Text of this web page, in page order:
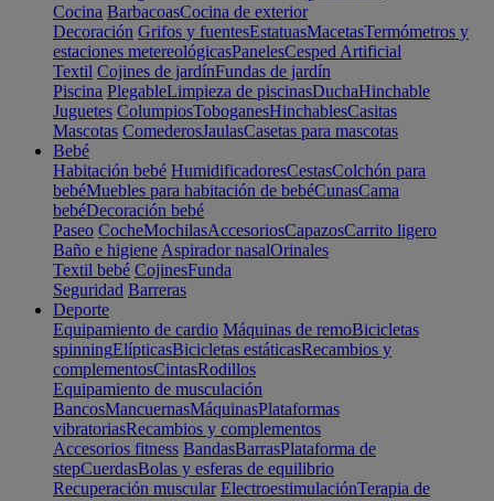
Cocina BarbacoasCocina de exterior
Decoración Grifos y fuentesEstatuasMacetasTermómetros y
estaciones metereológicasPanelesCesped Artificial
Textil Cojines de jardínFundas de jardín
Piscina PlegableLimpieza de piscinasDuchaHinchable
Juguetes ColumpiosToboganesHinchablesCasitas
Mascotas ComederosJaulasCasetas para mascotas
Bebé
Habitación bebé HumidificadoresCestasColchón para
bebéMuebles para habitación de bebéCunasCama
bebéDecoración bebé
Paseo CocheMochilasAccesoriosCapazosCarrito ligero
Baño e higiene Aspirador nasalOrinales
Textil bebé CojinesFunda
Seguridad Barreras
Deporte
Equipamiento de cardio Máquinas de remoBicicletas
spinningElípticasBicicletas estáticasRecambios y
complementosCintasRodillos
Equipamiento de musculación
BancosMancuernasMáquinasPlataformas
vibratoriasRecambios y complementos
Accesorios fitness BandasBarrasPlataforma de
stepCuerdasBolas y esferas de equilibrio
Recuperación muscular ElectroestimulaciónTerapia de